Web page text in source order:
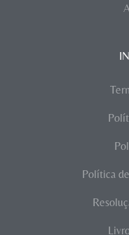
Política